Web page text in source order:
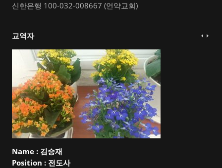
신한은행 100-032-008667 (언약교회)
교역자
Name : 김승재
Position : 전도사